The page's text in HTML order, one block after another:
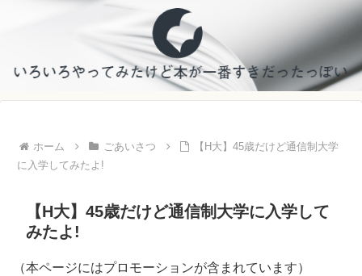
ホーム ごあいさつ
【H大】45歳だけど通信制大学
に入学してみたよ!
【H大】45歳だけど通信制大学に入学して
みたよ!
（本ページにはプロモーションが含まれています）